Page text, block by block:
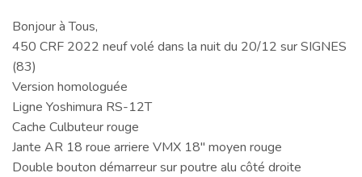
Bonjour à Tous,
450 CRF 2022 neuf volé dans la nuit du 20/12 sur SIGNES
(83)
Version homologuée
Ligne Yoshimura RS-12T
Cache Culbuteur rouge
Jante AR 18 roue arriere VMX 18" moyen rouge
Double bouton démarreur sur poutre alu côté droite